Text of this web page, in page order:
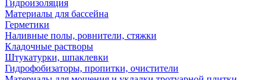
Гидроизоляция
Материалы для бассейна
Герметики
Наливные полы, ровнители, стяжки
Кладочные растворы
Штукатурки, шпаклевки
Гидрофобизаторы, пропитки, очистители